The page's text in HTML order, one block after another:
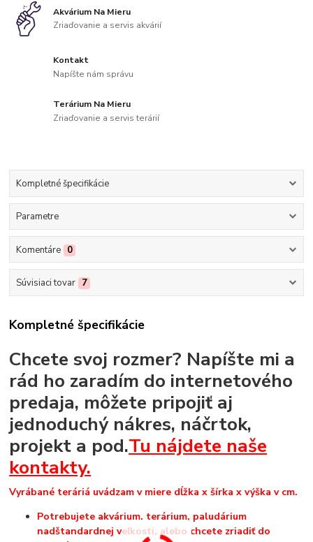
Akvárium Na Mieru
Zriaďovanie a servis akvárií
Kontakt
Napíšte nám správu
Terárium Na Mieru
Zriaďovanie a servis terárií
Kompletné špecifikácie
Parametre
Komentáre 0
Súvisiaci tovar 7
Kompletné špecifikácie
Chcete svoj rozmer? Napíšte mi a
rád ho zaradím do internetového
predaja, môžete pripojiť aj
jednoduchý nákres, náčrtok,
projekt a pod.Tu nájdete naše
kontakty.
Vyrábané teráriá uvádzam v miere dĺžka x šírka x výška v cm.
Potrebujete akvárium, terárium, paludárium
nadštandardnej veľkosti, alebo chcete zriadiť do